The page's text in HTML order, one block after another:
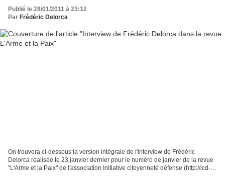
Publié le 28/01/2011 à 23:12
Par Frédéric Delorca
On trouvera ci-dessous la version intégrale de l'interview de Frédéric
Delorca réalisée le 23 janvier dernier pour le numéro de janvier de la revue
"L'Arme et la Paix" de l'association Initiative citoyenneté défense (http://icd-